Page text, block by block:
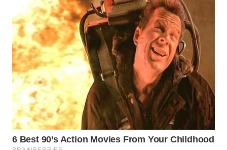
WN
KALTIM
WN
SULSEL
WN
GORONTALO
WN
SULUT